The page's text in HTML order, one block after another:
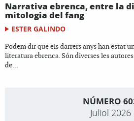
Narrativa ebrenca, entre la
mitologia del fang
ESTER GALINDO
Podem dir que els darrers anys han estat
literatura ebrenca. Són diverses les
de...
NÚMERO
Juliol 2026